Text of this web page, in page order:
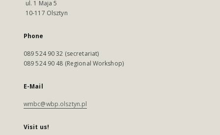
ul. 1 Maja 5
10-117 Olsztyn
Phone
089 524 90 32 (secretariat)
089 524 90 48 (Regional Workshop)
E-Mail
wmbc@wbp.olsztyn.pl
Visit us!